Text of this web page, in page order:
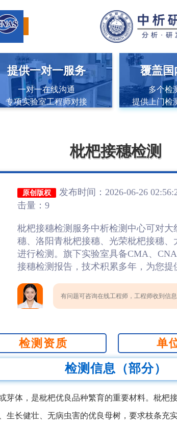
提供一对一服务
一对一在线沟通
专项实验室工程师对接
覆盖国
多个检
提供上门检
枇杷接穗检测
原创版权 发布时间：2026-06-26
击量：9
枇杷接穗检测服务中析检测中心可对
穗、洛阳青枇杷接穗、光荣枇杷接穗
进行检测。旗下实验室具备CMA、
接穗检测报告，技术积累多年，为您提
有问题可咨询在线工程师，工程师收到信
检测资质 单
检测信息（部分）
芽体，是枇杷优良品种繁育的重要材料。枇杷
生长健壮、无病虫害的优良母树，要求枝条充